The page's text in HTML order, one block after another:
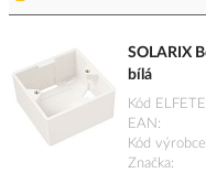
SOLARIX
bílá
Kód
EAN
Kód výrobce
Značka